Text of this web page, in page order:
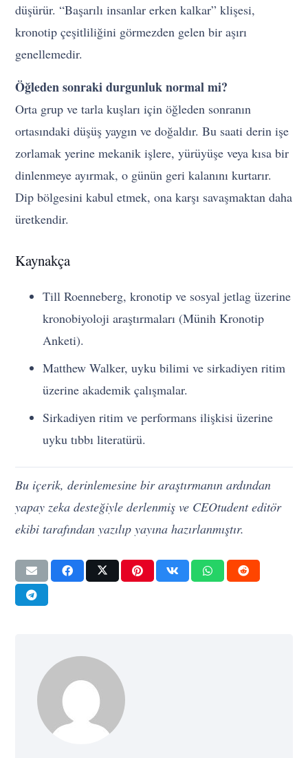
düşürür. “Başarılı insanlar erken kalkar” klişesi,
kronotip çeşitliliğini görmezden gelen bir aşırı
genellemedir.
Öğleden sonraki durgunluk normal mi?
Orta grup ve tarla kuşları için öğleden sonranın
ortasındaki düşüş yaygın ve doğaldır. Bu saati derin işe
zorlamak yerine mekanik işlere, yürüyüşe veya kısa bir
dinlenmeye ayırmak, o günün geri kalanını kurtarır.
Dip bölgesini kabul etmek, ona karşı savaşmaktan daha
üretkendir.
Kaynakça
Till Roenneberg, kronotip ve sosyal jetlag üzerine
kronobiyoloji araştırmaları (Münih Kronotip
Anketi).
Matthew Walker, uyku bilimi ve sirkadiyen ritim
üzerine akademik çalışmalar.
Sirkadiyen ritim ve performans ilişkisi üzerine
uyku tıbbı literatürü.
Bu içerik, derinlemesine bir araştırmanın ardından
yapay zeka desteğiyle derlenmiş ve CEOtudent editör
ekibi tarafından yazılıp yayına hazırlanmıştır.